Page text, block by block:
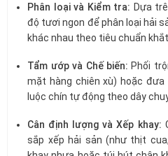
Phân loại và Kiểm tra: Dựa
độ tươi ngon để phân loại hải
khác nhau theo tiêu chuẩn
Tẩm ướp và Chế biến: Phối
mặt hàng chiên xù) hoặc
luộc chín tự động theo dây
Cân định lượng và Xếp khay:
sắp xếp hải sản (như thịt